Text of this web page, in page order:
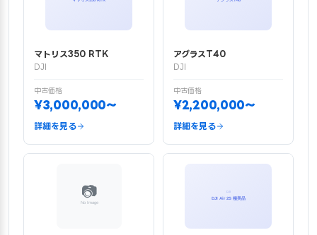
マトリス350 RTK
DJI
中古価格
¥3,000,000〜
詳細を見る
アグラスT40
DJI
中古価格
¥2,200,000〜
詳細を見る